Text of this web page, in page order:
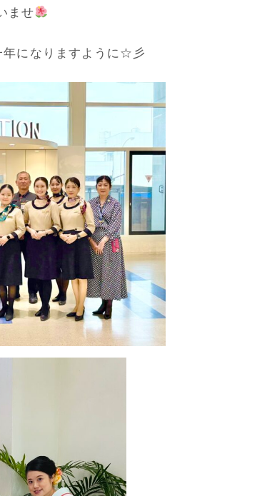
ませ
年になりますように☆彡